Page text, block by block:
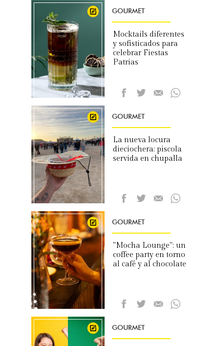
GOURMET
Mocktails diferentes
y sofisticados para
celebrar Fiestas
Patrias
GOURMET
La nueva locura
dieciochera: piscola
servida en chupalla
GOURMET
"Mocha Lounge": un
coffee party en torno
al café y al chocolate
GOURMET